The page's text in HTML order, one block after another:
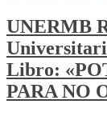
UNERMB
Libro:
PARA NO